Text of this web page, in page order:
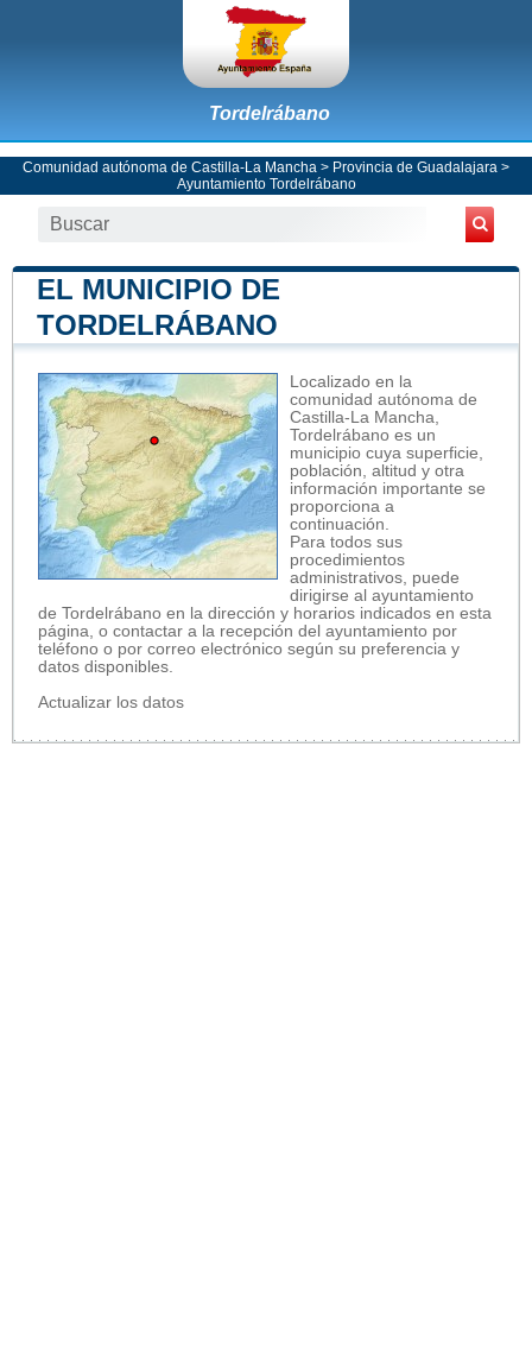
Tordelrábano
Comunidad autónoma de Castilla-La Mancha > Provincia de Guadalajara >
Ayuntamiento Tordelrábano
EL MUNICIPIO DE
TORDELRÁBANO
Localizado en la
comunidad autónoma de
Castilla-La Mancha,
Tordelrábano es un
municipio cuya superficie,
población, altitud y otra
información importante se
proporciona a
continuación.
Para todos sus
procedimientos
administrativos, puede
dirigirse al ayuntamiento
de Tordelrábano en la dirección y horarios indicados en esta
página, o contactar a la recepción del ayuntamiento por
teléfono o por correo electrónico según su preferencia y
datos disponibles.
Actualizar los datos